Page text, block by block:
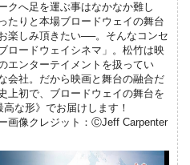
クへ足を運ぶ事はなかなか難し
たりと本場ブロードウェイの舞台
楽しみ頂きたい──。そんなコンセ
ロードウェイシネマ」。松竹は映
エンターテイメントを扱ってい
会社。だから映画と舞台の融合だ
上初で、ブロードウェイの舞台を
な形》でお届けします！
画像クレジット：ⒸJeff Carpenter